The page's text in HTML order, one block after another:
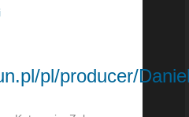
pl/producer/